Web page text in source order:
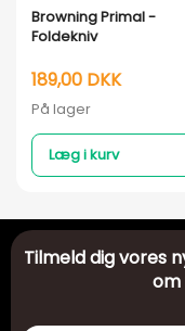
Browning Primal -
Foldekniv
189,00 DKK
På lager
Læg i kurv
Tilmeld dig vores
om